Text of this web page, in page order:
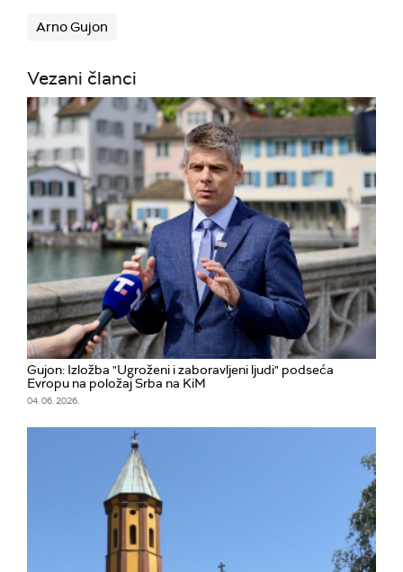
Arno Gujon
Vezani članci
Gujon: Izložba "Ugroženi i zaboravljeni ljudi" podseća
Evropu na položaj Srba na KiM
04. 06. 2026.